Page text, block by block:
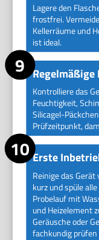
Lagere den
frostfrei.
Kellerräume und
ist ideal.
Kontrolliere das
Feuchtigkeit,
Silicagel-
Prüfzeitpunkt,
Erste
Reinige das
kurz und spüle
Probelauf mit
und Heizelement
Geräusche oder
fachkundig prüfen